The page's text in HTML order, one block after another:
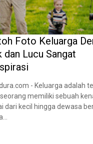
Foto Keluarga
dan Lucu Sangat
- Keluarga adalah
memiliki sebuah
dari kecil hingga dewasa